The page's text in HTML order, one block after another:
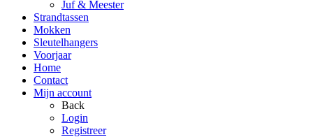
Juf & Meester
Strandtassen
Mokken
Sleutelhangers
Voorjaar
Home
Contact
Mijn account
Back
Login
Registreer